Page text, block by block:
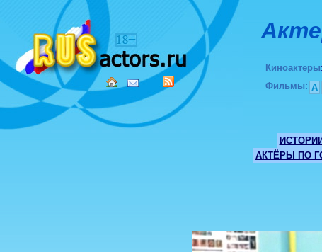
Киноактеры:
Фильмы: А
ИСТОРИИ
АКТЁРЫ ПО